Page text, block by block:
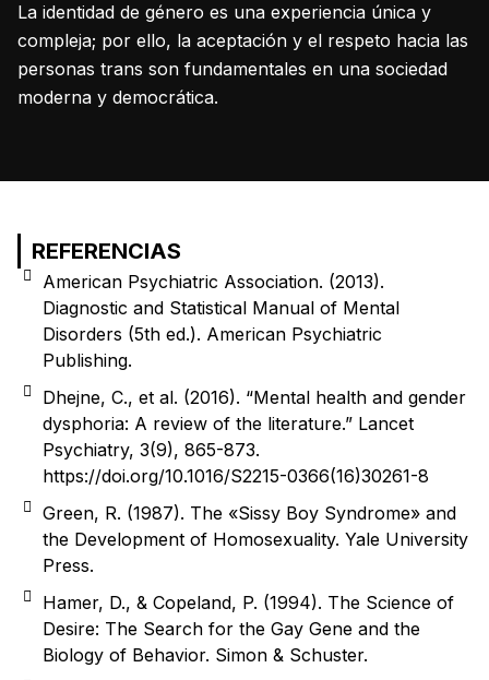
La identidad de género es una experiencia única y
compleja; por ello, la aceptación y el respeto hacia las
personas trans son fundamentales en una sociedad
moderna y democrática.
REFERENCIAS
American Psychiatric Association. (2013).
Diagnostic and Statistical Manual of Mental
Disorders (5th ed.). American Psychiatric
Publishing.
Dhejne, C., et al. (2016). “Mental health and gender
dysphoria: A review of the literature.” Lancet
Psychiatry, 3(9), 865-873.
https://doi.org/10.1016/S2215-0366(16)30261-8
Green, R. (1987). The «Sissy Boy Syndrome» and
the Development of Homosexuality. Yale University
Press.
Hamer, D., & Copeland, P. (1994). The Science of
Desire: The Search for the Gay Gene and the
Biology of Behavior. Simon & Schuster.